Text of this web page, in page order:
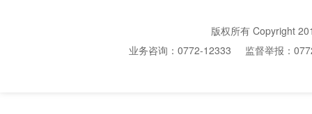
版权所有 Copyright
业务咨询：0772-12333
监督举报：